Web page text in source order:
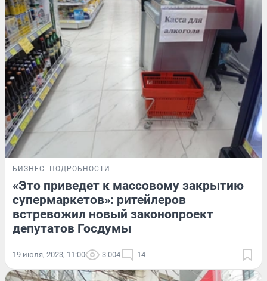
БИЗНЕС ПОДРОБНОСТИ
«Это приведет к массовому закрытию
супермаркетов»: ритейлеров
встревожил новый законопроект
депутатов Госдумы
19 июля, 2023, 11:00 3 004 14